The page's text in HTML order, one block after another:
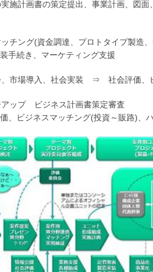
施計画書の策定提出、事業計画、図面
チング(資金調達、プロトタイプ製造
手続き、マーケティング支援
市場導入、社会実装 ⇒ 社会評価、
ップ ビジネス計画書策定審査
、ビジネスマッチング(投資～販路)、